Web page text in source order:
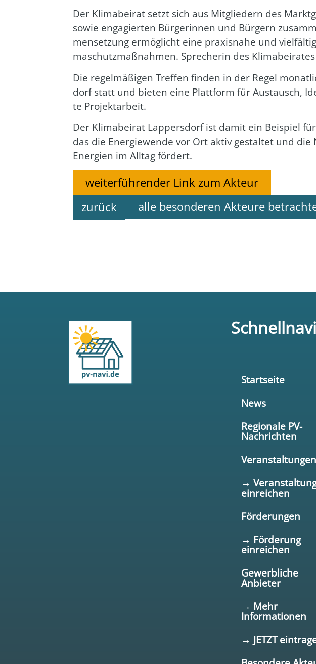
Der Kli­ma­bei­rat setzt sich aus Mit­glie­dern des
sowie enga­gier­ten Bür­ge­rin­nen und Bür­gern
men­set­zung ermög­licht eine pra­xis­na­he und
ma­schutz­maß­nah­men. Spre­che­rin des
Die regel­mä­ßi­gen Tref­fen fin­den in der Regel
dorf statt und bie­ten eine Platt­form für Aus­tausch,
te Pro­jekt­ar­beit.
Der Kli­ma­bei­rat Lap­pers­dorf ist damit ein Bei­spiel für
das die Ener­gie­wen­de vor Ort aktiv gestal­tet und
Ener­gien im All­tag för­dert.
weiterführender Link zum Akteur
zurück
alle besonderen Akteure
Startseite
News
Regionale PV-
Nachrichten
Veranstaltungen
→
einreichen
Förderungen
→ Förderung
einreichen
Gewerbliche
Anbieter
→ Mehr
Informationen
→ JETZT